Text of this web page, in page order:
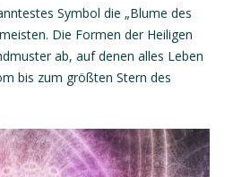
Symbol die „Blume des
Die Formen der Heiligen
ab, auf denen alles Leben
bis zum größten Stern des